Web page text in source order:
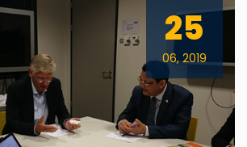
25
06, 2019